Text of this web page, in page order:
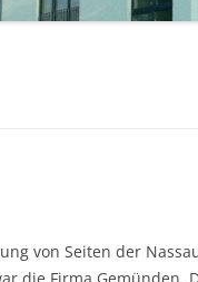
von Seiten der